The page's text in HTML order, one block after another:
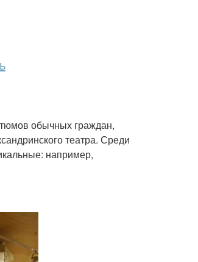
обычных граждан,
театра. Среди
например,